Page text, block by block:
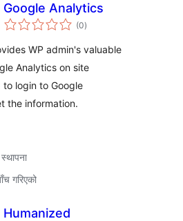
Google Analytics
(0कुल
रेटिङ्गहरू
)
WP admin's valuable
Analytics on site
login to Google
the information.
गरिएको
Humanized